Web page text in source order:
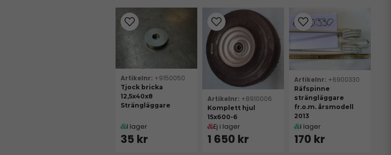
+9150050
Tjock bricka
12,5x40x8
Strängläggare
I lager
35 kr
+8910006
Komplett hjul
15x600-6
Ej i lager
1 650 kr
+6900330
Räfspinne
strängläggare
fr.o.m. årsmodell
2013
I lager
170 kr